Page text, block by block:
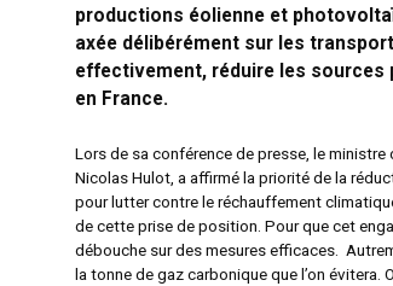
productions éolienne et
axée délibérément sur les
effectivement, réduire les sources
en France.
Lors de sa conférence de presse, le
Nicolas Hulot, a affirmé la priorité de la
pour lutter contre le réchauffement
de cette prise de position. Pour que cet
débouche sur des mesures efficaces.
la tonne de gaz carbonique que l’on évitera.